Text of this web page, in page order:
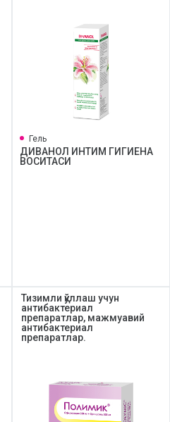
Гель
ДИВАНОЛ ИНТИМ ГИГИЕНА
ВОСИТАСИ
Тизимли қўллаш учун
антибактериал
препаратлар, мажмуавий
антибактериал
препаратлар.